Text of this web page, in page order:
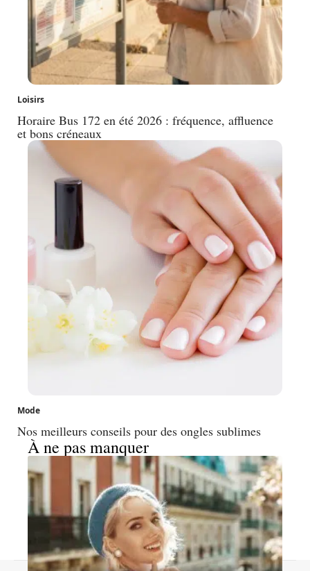
Loisirs
Horaire Bus 172 en été 2026 : fréquence, affluence
et bons créneaux
Mode
Nos meilleurs conseils pour des ongles sublimes
À ne pas manquer